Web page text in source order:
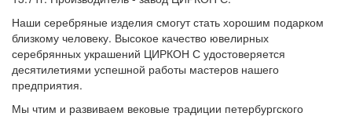
Наши серебряные изделия смогут стать хорошим подарком
близкому человеку. Высокое качество ювелирных
серебрянных украшений ЦИРКОН С удостоверяется
десятилетиями успешной работы мастеров нашего
предприятия.
Мы чтим и развиваем вековые традиции петербургского